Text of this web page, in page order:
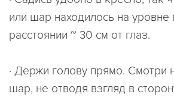
или шар находилось на уровне
расстоянии ~ 30 см от глаз.
· Держи голову прямо. Смотри
шар, не отводя взгляд в